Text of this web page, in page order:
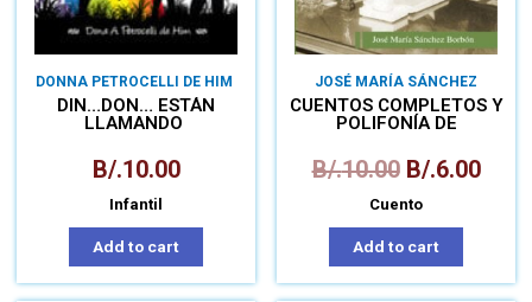
DONNA PETROCELLI DE HIM
DIN…DON… ESTÁN
LLAMANDO
B/.10.00
Infantil
Add to cart
JOSÉ MARÍA SÁNCHEZ
CUENTOS COMPLETOS Y
POLIFONÍA DE
B/.10.00 B/.6.00
Cuento
Add to cart